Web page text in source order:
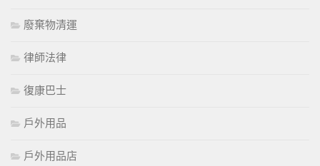
廢棄物清運
律師法律
復康巴士
戶外用品
戶外用品店